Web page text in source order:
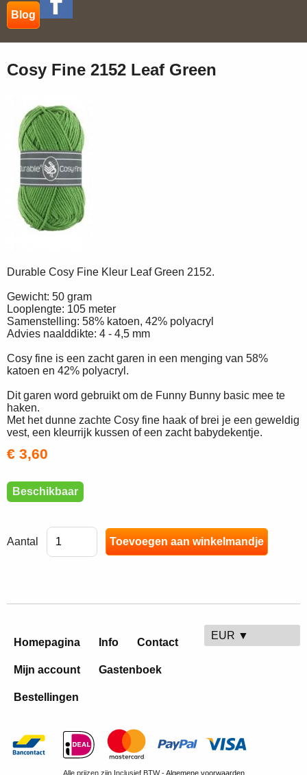
Blog
Cosy Fine 2152 Leaf Green
Durable Cosy Fine Kleur Leaf Green 2152.
Gewicht: 50 gram
Looplengte: 105 meter
Samenstelling: 58% katoen, 42% polyacryl
Advies naalddikte: 4 - 4,5 mm
Cosy fine is een zacht garen in een menging van 58%
katoen en 42% polyacryl.
Dit garen word gebruikt om de Funny Bunny basic mee te
haken.
Met het dunne zachte Cosy fine haak of brei je een geweldig
vest, een kleurrijk kussen of een zacht babydekentje.
€ 3,60
Beschikbaar
Aantal
Homepagina Info Contact
Mijn account Gastenboek
Bestellingen
EUR ▼
Alle prijzen zijn Inclusief BTW -Algemene voorwaarden